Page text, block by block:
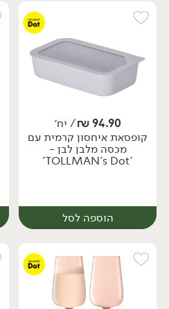
יח׳
94.90
₪/ יח׳
קופסאת איחסון קרמית עם
מכסה מלבן לבן -
'TOLLMAN's Dot'
הוספה לסל